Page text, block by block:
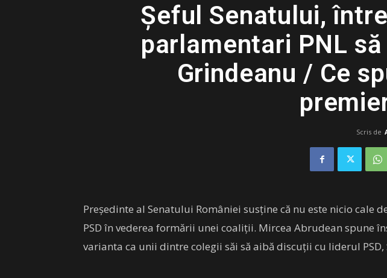
Șeful Senatului,
parlamentari PNL
Grindeanu / Ce
Scris de
Preşedinte al Senatului României susține că nu este nicio cale
PSD în vederea formării unei coaliții. Mircea Abrudean spune
varianta ca unii dintre colegii săi să aibă discuții cu liderul PSD,